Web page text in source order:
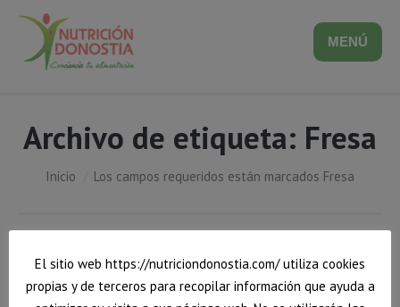
MENÚ
Archivo de etiqueta: Fresa
Estás aquí:
Inicio Los campos requeridos están marcados Fresa
El sitio web https://nutriciondonostia.com/ utiliza cookies
propias y de terceros para recopilar información que ayuda a